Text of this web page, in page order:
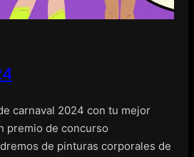
carnaval 2024 con tu mejor
premio de concurso
de pinturas corporales de